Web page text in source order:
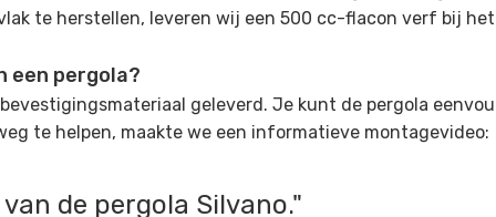
te herstellen, leveren wij een 500 cc-flacon verf bij
een pergola?
geleverd. Je kunt de pergola
te helpen, maakte we een informatieve montagevideo:
de pergola Silvano.